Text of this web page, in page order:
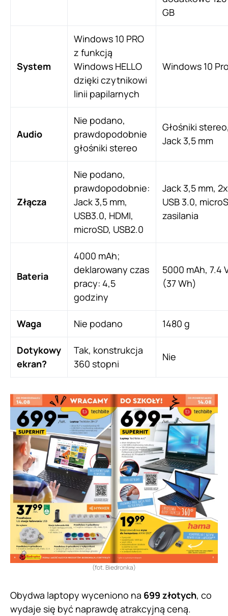
GB
System
Windows 10 PRO
z funkcją
Windows HELLO
dzięki czytnikowi
linii papilarnych
Windows 10
Audio
Nie podano,
prawdopodobnie
głośniki stereo
Głośniki
Jack 3,5 mm
Złącza
Nie podano,
prawdopodobnie:
Jack 3,5 mm,
USB3.0, HDMI,
microSD, USB2.0
Jack 3,5 mm, 2x
USB 3.0,
zasilania
Bateria
4000 mAh;
deklarowany czas
pracy: 4,5
godziny
5000 mAh, 7.4
(37 Wh)
Waga Nie podano 1480 g
Dotykowy
ekran?
Tak, konstrukcja
360 stopni
Nie
(fot. Biedronka)
Obydwa laptopy wyceniono na 699 złotych, co
wydaje się być naprawdę atrakcyjną ceną.